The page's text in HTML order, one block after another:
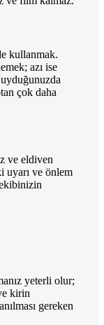
kullanmak.
azı ise
çok daha
ve eldiven
uyarı ve önlem
yeterli olur;
kirin
gereken